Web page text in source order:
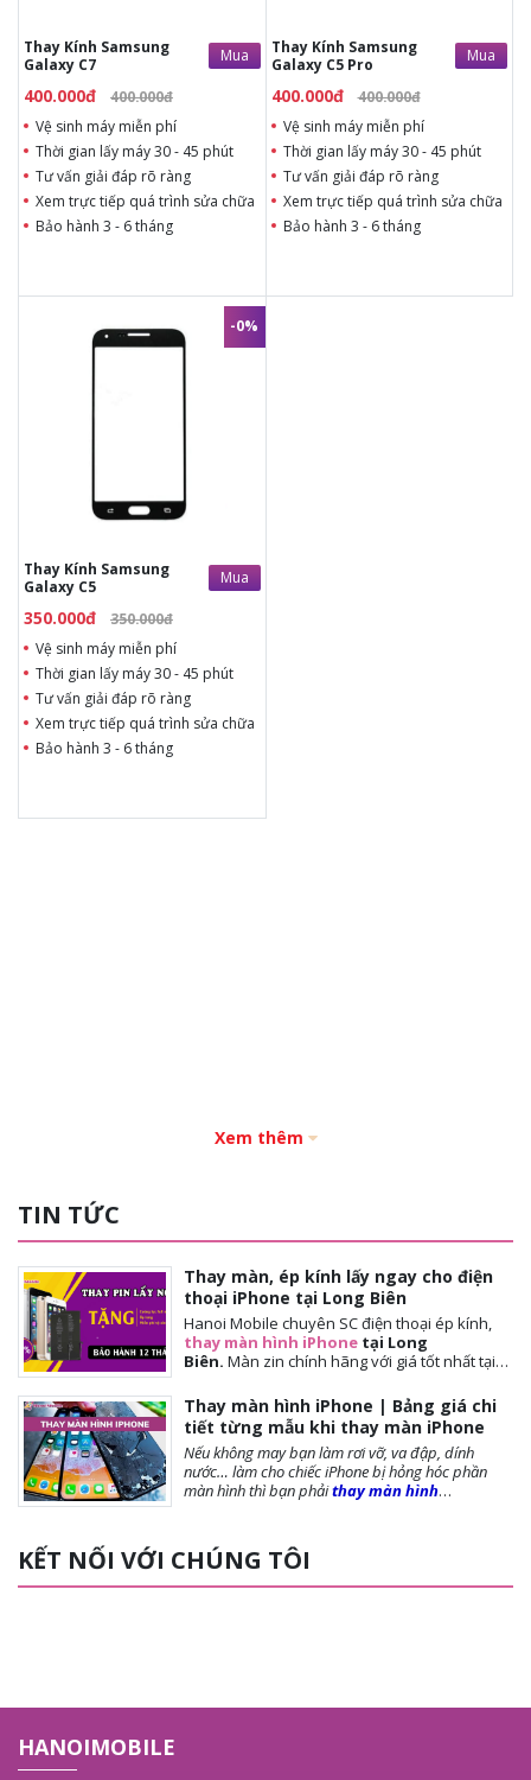
Thay Kính Samsung
Galaxy C7
Mua
400.000đ 400.000đ
Vệ sinh máy miễn phí
Thời gian lấy máy 30 - 45 phút
Tư vấn giải đáp rõ ràng
Xem trực tiếp quá trình sửa chữa
Bảo hành 3 - 6 tháng
Thay Kính Samsung
Galaxy C5 Pro
Mua
400.000đ 400.000đ
Vệ sinh máy miễn phí
Thời gian lấy máy 30 - 45 phút
Tư vấn giải đáp rõ ràng
Xem trực tiếp quá trình sửa chữa
Bảo hành 3 - 6 tháng
-0%
Thay Kính Samsung
Galaxy C5
Mua
350.000đ 350.000đ
Vệ sinh máy miễn phí
Thời gian lấy máy 30 - 45 phút
Tư vấn giải đáp rõ ràng
Xem trực tiếp quá trình sửa chữa
Bảo hành 3 - 6 tháng
350.000đ 350.000đ
Xem thêm
TIN TỨC
Thay màn, ép kính lấy ngay cho điện
thoại iPhone tại Long Biên
Hanoi Mobile chuyên SC điện thoại ép kính,
thay màn hình iPhone tại Long
Biên. Màn zin chính hãng với giá tốt nhất tại
15 phút. Chế độ bảo hành tốt nhất tới khách
hàng. Tặng cường lực full màn, tặng ốp lưng,
miễn phí vệ sinh máy.
Thay màn hình iPhone | Bảng giá chi
tiết từng mẫu khi thay màn iPhone
Nếu không may bạn làm rơi vỡ, va đập, dính
nước… làm cho chiếc iPhone bị hỏng hóc phần
màn hình thì bạn phảithay màn hình
đây,Hanoi Mobile
lưu ý trước khi thay màn, các loại màn phổ biến và
giá thay màn hình là bao nhiêu?, mời bạn tham
KẾT NỐI VỚI CHÚNG TÔI
HANOIMOBILE